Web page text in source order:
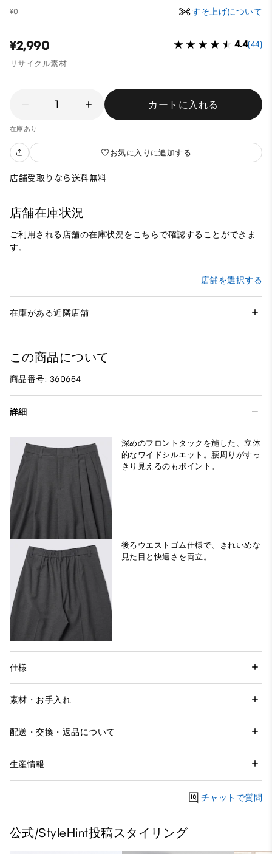
¥0 すそ上げについて
¥2,990 4.4(44)
リサイクル素材
1 カートに入れる
在庫あり
お気に入りに追加する
店舗受取りなら送料無料
店舗在庫状況
ご利用される店舗の在庫状況をこちらで確認することができま
す。
店舗を選択する
在庫がある近隣店舗
この商品について
商品番号: 360654
詳細
深めのフロントタックを施した、立体
的なワイドシルエット。腰周りがすっ
きり見えるのもポイント。
後ろウエストゴム仕様で、きれいめな
見た目と快適さを両立。
仕様
素材・お手入れ
配送・交換・返品について
生産情報
チャットで質問
公式/StyleHint投稿スタイリング